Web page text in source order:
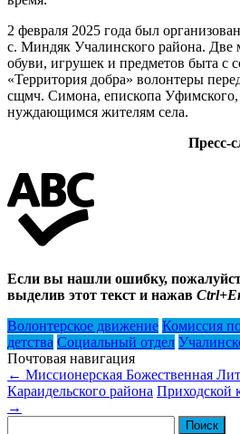
2 февраля 2025 года был
с. Миндяк Учалинского района.
обуви, игрушек и предметов быта с
«Территория добра» волонтеры
сщмч. Симона, епископа Уфимского,
нуждающимся жителям села.
Пресс-
Если вы нашли ошибку,
выделив этот текст и нажав
Волонтерское движение Комиссия
детства Социальный отдел
Почтовая навигация
← Миссионерская Божественная
Караидельского района Приходской
→